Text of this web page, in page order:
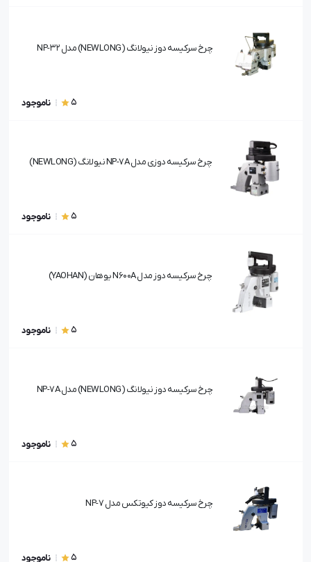
چرخ سرکیسه دوز نیولانگ (NEWLONG) مدل NP-3 2
5 ناموجود
چرخ سرکیسه دوزی مدل NP-7A نیولانگ (NEWLONG)
5 ناموجود
چرخ سرکیسه دوز مدل N600A یوهان (YAOHAN)
5 ناموجود
چرخ سرکیسه دوز نیولانگ (NEWLONG) مدل NP-7A
5 ناموجود
چرخ سرکیسه دوز کیوتکس مدل NP-7
5 ناموجود